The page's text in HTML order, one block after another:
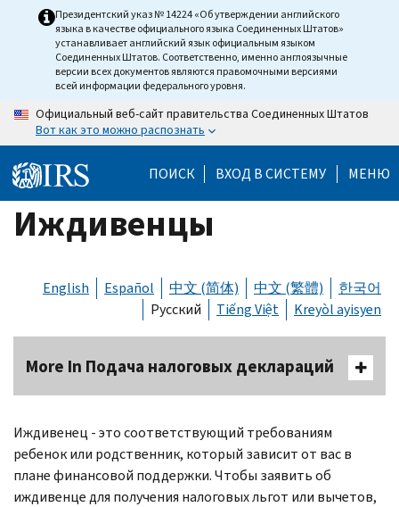
Президентский указ № 14224 «Об утверждении английского
языка в качестве официального языка Соединенных Штатов»
устанавливает английский язык официальным языком
Соединенных Штатов. Соответственно, именно англоязычные
версии всех документов являются правомочными версиями
всей информации федерального уровня.
Официальный веб-сайт правительства Соединенных Штатов
Вот как это можно распознать
ПОИСК ВХОД В СИСТЕМУ МЕНЮ
Иждивенцы
English Español 中文 (简体) 中文 (繁體)
한국어
Русский
Tiếng Việt Kreyòl ayisyen
More In Подача налоговых деклараций
Иждивенец - это соответствующий требованиям
ребенок или родственник, который зависит от вас в
плане финансовой поддержки. Чтобы заявить об
иждивенце для получения налоговых льгот или вычетов,